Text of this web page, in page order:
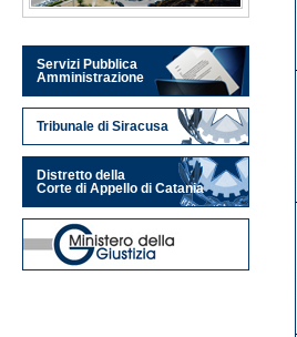
Servizi Pubblica
Amministrazione
Tribunale di Siracusa
Distretto della
Corte di Appello di Catania